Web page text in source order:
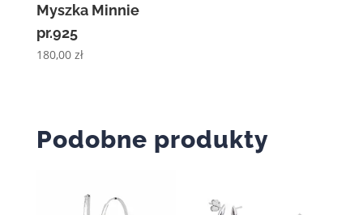
Myszka Minnie
pr.925
180,00 zł
Podobne produkty